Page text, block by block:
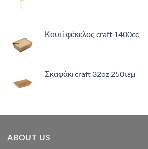
Κουτί φάκελος craft 1400cc
Σκαφάκι craft 32oz 250τεμ
ABOUT US